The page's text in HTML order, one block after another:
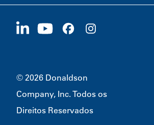
Fornecedores
Sustentabilidade
1400 W 94th Street
© 2026 Donaldson
Company, Inc. Todos os
Direitos Reservados